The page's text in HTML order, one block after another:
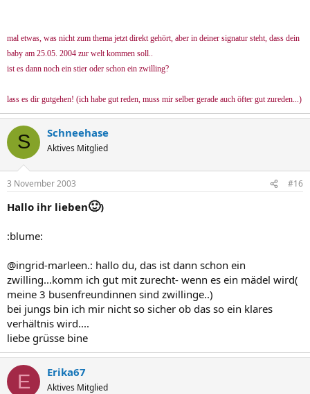
mal etwas, was nicht zum thema jetzt direkt gehört, aber in deiner signatur steht, dass dein
baby am 25.05. 2004 zur welt kommen soll..
ist es dann noch ein stier oder schon ein zwilling?
lass es dir gutgehen! (ich habe gut reden, muss mir selber gerade auch öfter gut zureden...)
S Schneehase
Aktives Mitglied
3 November 2003 #16
Hallo ihr lieben🙂)
:blume:
@ingrid-marleen.: hallo du, das ist dann schon ein
zwilling...komm ich gut mit zurecht- wenn es ein mädel wird(
meine 3 busenfreundinnen sind zwillinge..)
bei jungs bin ich mir nicht so sicher ob das so ein klares
verhältnis wird....
liebe grüsse bine
E Erika67
Aktives Mitglied